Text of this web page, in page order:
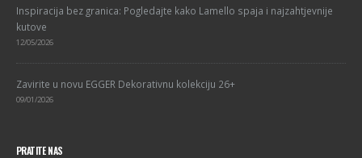
Inspiracija bez granica: Pogledajte kako Lamello spaja i najzahtjevnije
kutove
12/05/2026
Zavirite u novu EGGER Dekorativnu kolekciju 26+
09/01/2026
PRATITE NAS